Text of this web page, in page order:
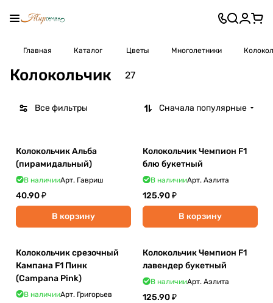
Главная Каталог Цветы Многолетники
Колокольчик 27
Все фильтры Сначала популярные
Колокольчик Альба
(пирамидальный)
В наличииАрт. Гавриш
40.90 ₽
В корзину
Колокольчик Чемпион F1
блю букетный
В наличииАрт. Аэлита
125.90 ₽
В корзину
Колокольчик срезочный
Кампана F1 Пинк
(Campana Pink)
В наличииАрт. Григорьев
Колокольчик Чемпион F1
лавендер букетный
В наличииАрт. Аэлита
125.90 ₽